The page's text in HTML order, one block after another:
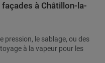
à Châtillon-la-
pression, le sablage, ou des
à la vapeur pour les